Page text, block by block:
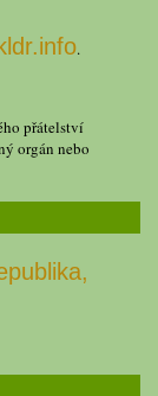
.
přátelství
orgán nebo